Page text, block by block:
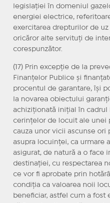
legislației în domeniul
energiei electrice,
exercitarea drepturilor de
oricăror alte servituți de
corespunzător.
(17) Prin excepție de la
Finanțelor Publice și
procentul de garantare, își
la novarea obiectului
achiziționată inițial în
cerințelor de locuit ale unei
cauza unor vicii ascunse ori
asupra locuinței, ca urmare
asigurat, de natură a o face
destinației, cu respectarea
ce vor fi aprobate prin
condiția ca valoarea noii
beneficiar, astfel cum a